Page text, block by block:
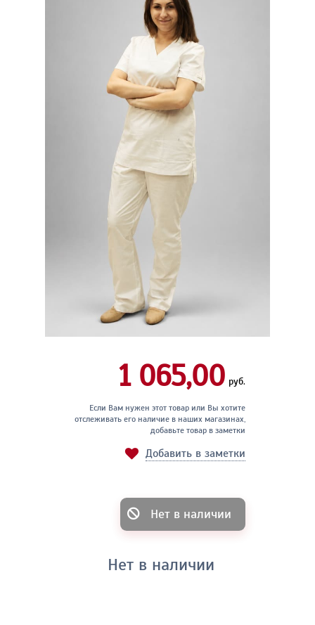
1 065,00 руб.
Если Вам нужен этот товар или Вы хотите
отслеживать его наличие в наших магазинах,
добавьте товар в заметки
Добавить в заметки
Нет в наличии
Нет в наличии